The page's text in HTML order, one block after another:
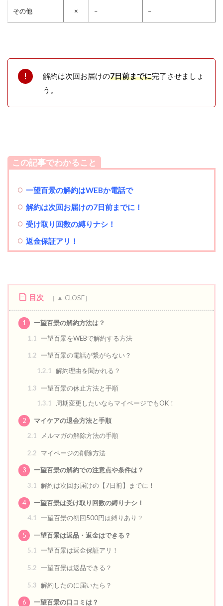
その他 × – –
解約は次回お届けの7日前までに完了させましょ
う。
この記事でわかること
一望百景の解約はWEBか電話で
解約は次回お届けの7日前までに！
受け取り回数の縛りナシ！
返金保証アリ！
目次
1
一望百景の解約方法は？
1.1
一望百景をWEBで解約する方法
1.2 一望百景の電話が繋がらない？
1.2.1
解約理由を聞かれる？
1.3 一望百景の休止方法と手順
1.3.1
周期変更したいならマイページでもOK！
2
マイケアの退会方法と手順
2.1
メルマガの解除方法の手順
2.2 マイページの削除方法
3
一望百景の解約での注意点や条件は？
3.1
解約は次回お届けの【7日前】までに！
4
一望百景は受け取り回数の縛りナシ！
4.1
一望百景の初回500円は縛りあり？
5
一望百景は返品・返金はできる？
5.1
一望百景は返金保証アリ！
5.2 一望百景は返品できる？
5.3 解約したのに届いたら？
6 一望百景の口コミは？